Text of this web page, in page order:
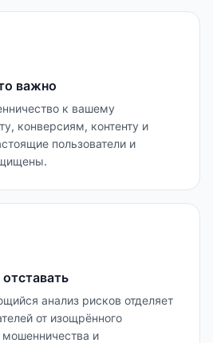
важно
к вашему
конверсиям, контенту и
пользователи и
анализ рисков отделяет
от изощрённого
и